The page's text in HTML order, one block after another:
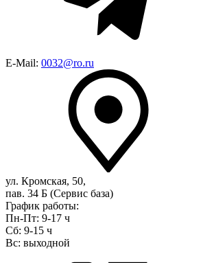
E-Mail: 0032@ro.ru
ул. Кромская, 50,
пав. 34 Б (Сервис база)
График работы:
Пн-Пт: 9-17 ч
Сб: 9-15 ч
Вс: выходной